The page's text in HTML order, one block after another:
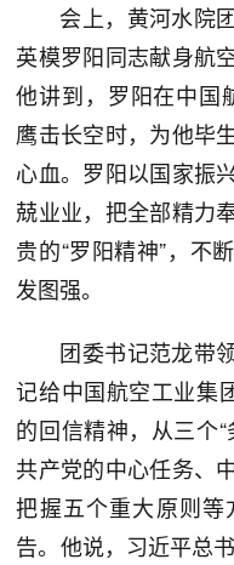
会上，黄河水院
英模罗阳同志献身航
他讲到，罗阳在中国
鹰击长空时，为他毕
心血。罗阳以国家振
兢业业，把全部精力
贵的“罗阳精神”，不
发图强。
团委书记范龙带
记给中国航空工业集
的回信精神，从三个
共产党的中心任务、
把握五个重大原则
告。他说，习近平总